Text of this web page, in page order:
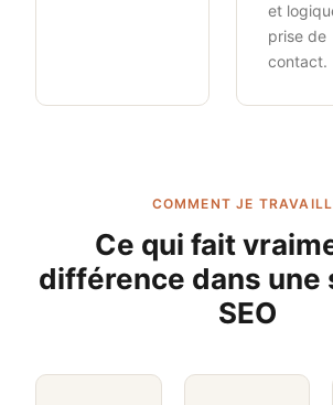
et
prise de
contact.
COMMENT JE
Ce qui fait
différence dans une
SEO